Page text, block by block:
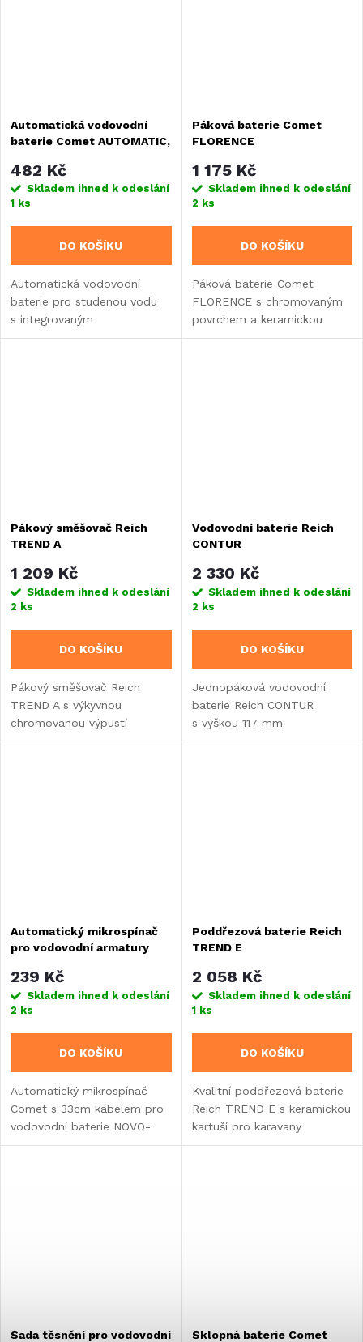
Automatická vodovodní
baterie Comet AUTOMATIC,
482 Kč
Skladem ihned k odeslání
1 ks
DO KOŠÍKU
Automatická vodovodní
baterie pro studenou vodu
s integrovaným
mikrospínačem pro karavany.
Páková baterie Comet
FLORENCE
1 175 Kč
Skladem ihned k odeslání
2 ks
DO KOŠÍKU
Páková baterie Comet
FLORENCE s chromovaným
povrchem a keramickou
kartuší pro karavany.
Pákový směšovač Reich
TREND A
1 209 Kč
Skladem ihned k odeslání
2 ks
DO KOŠÍKU
Pákový směšovač Reich
TREND A s výkyvnou
chromovanou výpustí
a integrovaným
Vodovodní baterie Reich
CONTUR
2 330 Kč
Skladem ihned k odeslání
2 ks
DO KOŠÍKU
Jednopáková vodovodní
baterie Reich CONTUR
s výškou 117 mm
a systémem UniQuick pro
Automatický mikrospínač
pro vodovodní armatury
239 Kč
Skladem ihned k odeslání
2 ks
DO KOŠÍKU
Automatický mikrospínač
Comet s 33cm kabelem pro
vodovodní baterie NOVO-
SUPER, LONDON
Poddřezová baterie Reich
TREND E
2 058 Kč
Skladem ihned k odeslání
1 ks
DO KOŠÍKU
Kvalitní poddřezová baterie
Reich TREND E s keramickou
kartuší pro karavany
a obytné vozy. Vybavena
Sada těsnění pro vodovodní
Sklopná baterie Comet